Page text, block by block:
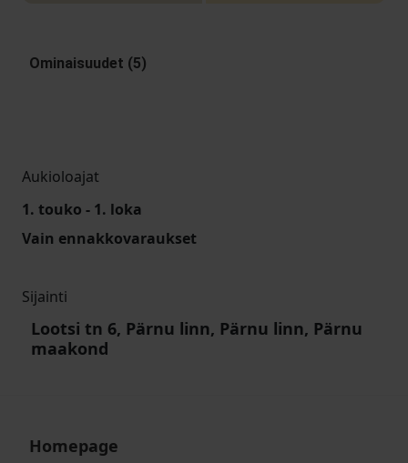
Ominaisuudet (5)
Aukioloajat
1. touko - 1. loka
Vain ennakkovaraukset
Sijainti
Lootsi tn 6, Pärnu linn, Pärnu linn, Pärnu
maakond
Homepage